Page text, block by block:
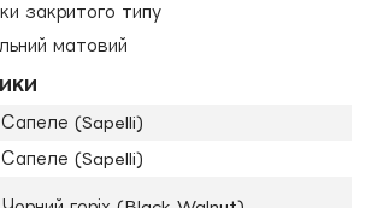
закритого типу
матовий
Сапеле (Sapelli)
Сапеле (Sapelli)